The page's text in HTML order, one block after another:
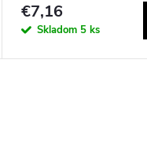
€7,16
Skladom 5 ks